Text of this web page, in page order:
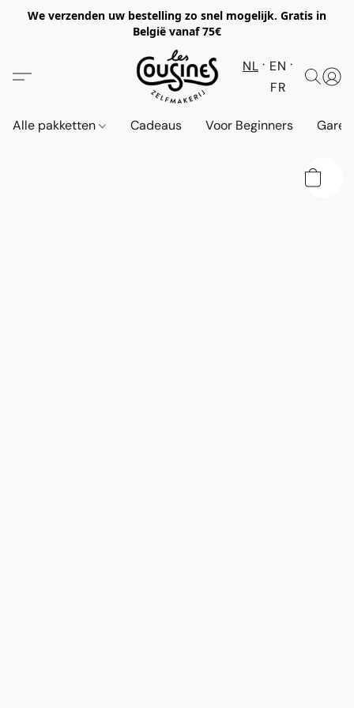
We verzenden uw bestelling zo snel mogelijk. Gratis in
België vanaf 75€
NL
EN
FR
Alle pakketten Cadeaus Voor Beginners